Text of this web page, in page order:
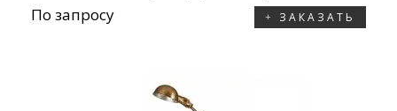
По запросу ЗАКАЗАТЬ